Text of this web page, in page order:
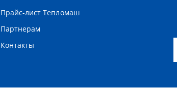
Прайс-лист Тепломаш
Партнерам
Контакты